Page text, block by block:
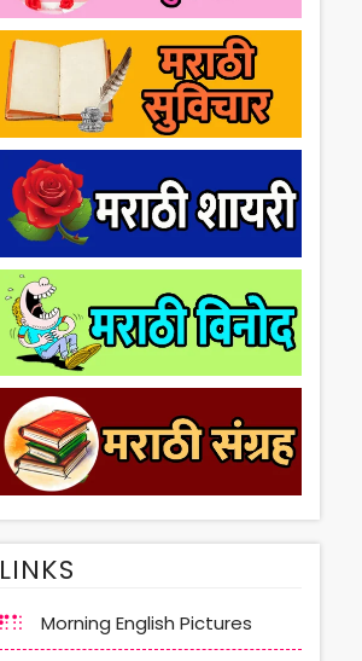
LINKS
Morning English Pictures